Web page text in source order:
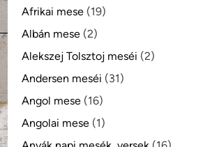
Afrikai mese (19)
Albán mese (2)
Alekszej Tolsztoj meséi (2)
Andersen meséi (31)
Angol mese (16)
Angolai mese (1)